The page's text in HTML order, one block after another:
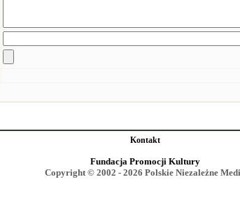
Kontakt
Fundacja Promocji Kultury
Copyright © 2002 - 2026 Polskie Niezależne